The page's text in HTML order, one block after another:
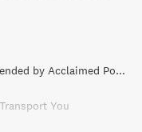
a primary focus on
collection tackles
individual and the
creates a space for
patterns, and living
melancholies and
17 of the Best Poetry Books, As Recommended by Acclaimed Poets
You